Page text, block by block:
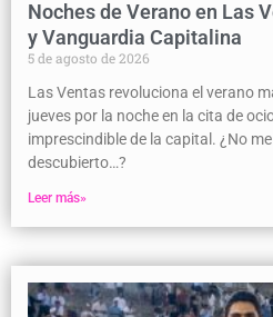
Noches de Verano en Las
y Vanguardia Capitalina
5 de agosto de 2026
Las Ventas revoluciona el verano
jueves por la noche en la cita de
imprescindible de la capital. ¿No
descubierto…?
Leer más»